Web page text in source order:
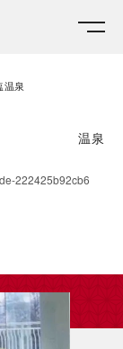
温泉
温泉
222425b92cb6